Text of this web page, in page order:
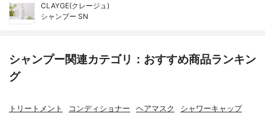
CLAYGE(クレージュ)
シャンプー SN
シャンプー関連カテゴリ：おすすめ商品ランキン
グ
トリートメント コンディショナー ヘアマスク シャワーキャップ